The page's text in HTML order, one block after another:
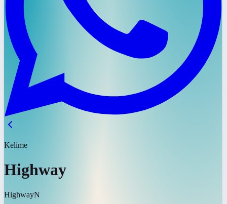
Kelime
Highway
HighwayN